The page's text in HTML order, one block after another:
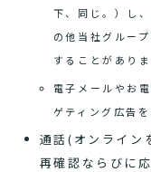
下、同じ。）し
の他当社グルー
することがありま
電子メールやお
ゲティング広告
通話(オンライン
再確認ならびに